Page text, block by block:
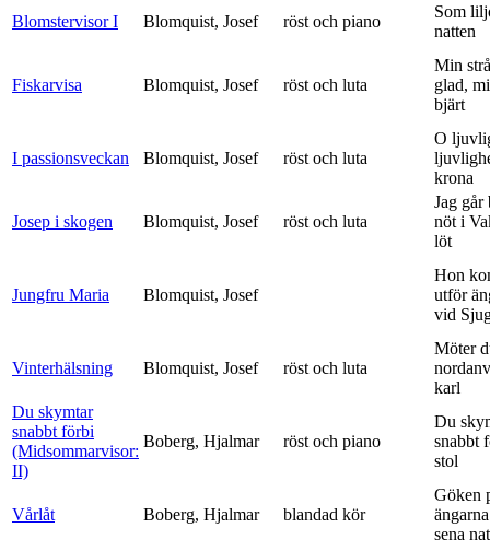
Blomstervisor I Blomquist, Josef röst och piano
Som
natten
Fiskarvisa Blomquist, Josef röst och luta
Min
glad,
bjärt
I passionsveckan Blomquist, Josef röst och luta
O
krona
Josep i skogen Blomquist, Josef röst och luta
Jag går
nöt i
löt
Jungfru Maria Blomquist, Josef
Hon
utför
vid
Vinterhälsning Blomquist, Josef röst och luta
Möter
karl
Du skymtar
snabbt förbi
(Midsommarvisor:
II)
Boberg, Hjalmar röst och piano
Du
snabbt
stol
Vårlåt Boberg, Hjalmar blandad kör
Göken
sena